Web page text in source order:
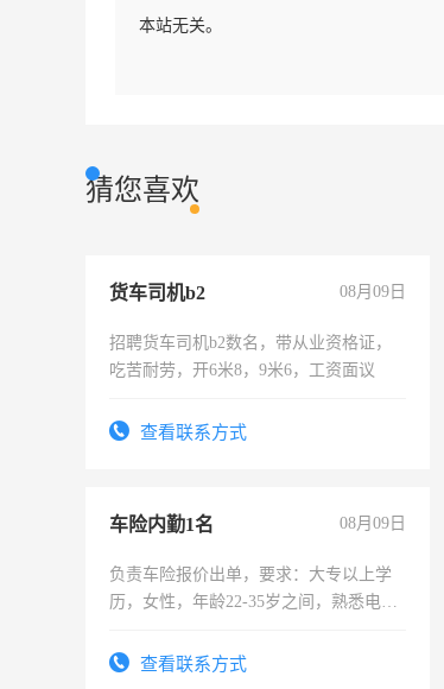
本站无关。
猜您喜欢
货车司机b2 08月09日
招聘货车司机b2数名，带从业资格证，
吃苦耐劳，开6米8，9米6，工资面议
查看联系方式
车险内勤1名 08月09日
负责车险报价出单，要求：大专以上学
历，女性，年龄22-35岁之间，熟悉电脑
试用期1-3个月，转正后交纳五险，
查看联系方式